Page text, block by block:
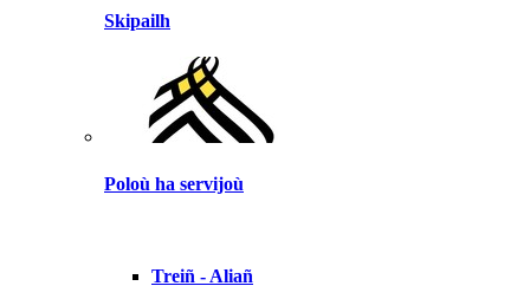
Skipailh
Poloù ha servijoù
Treiñ - Aliañ